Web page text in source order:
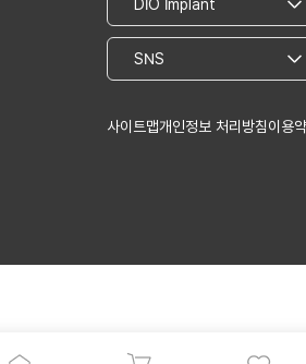
사이트맵개인정보 처리방침이용